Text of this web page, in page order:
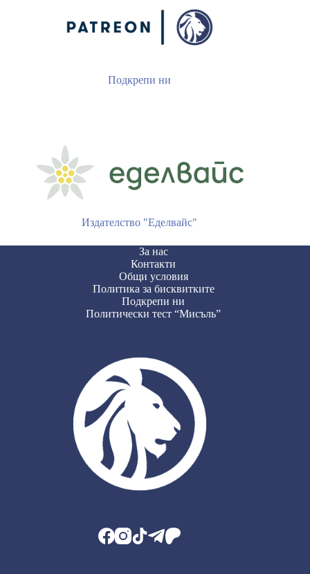
Подкрепи ни
Издателство "Еделвайс"
За нас
Контакти
Общи условия
Политика за бисквитките
Подкрепи ни
Политически тест “Мисъль”